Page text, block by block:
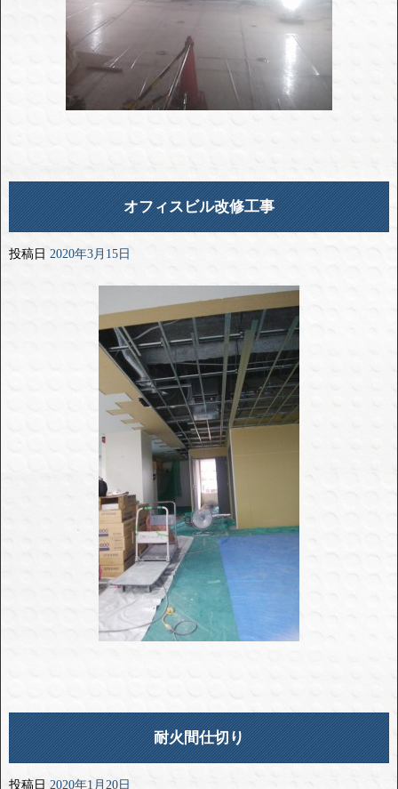
オフィスビル改修工事
投稿日 2020年3月15日
耐火間仕切り
投稿日 2020年1月20日